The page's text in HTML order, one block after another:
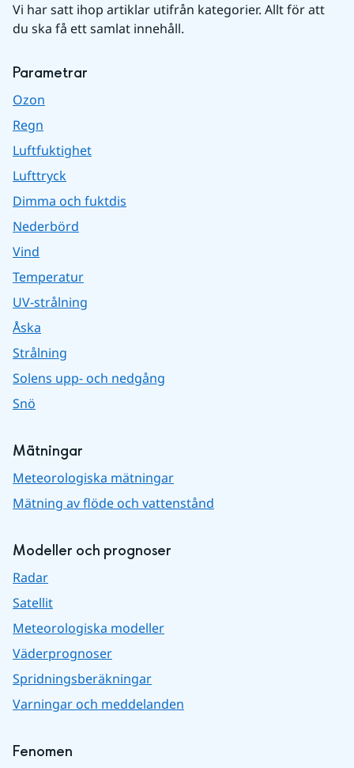
Vi har satt ihop artiklar utifrån kategorier. Allt för att
du ska få ett samlat innehåll.
Parametrar
Ozon
Regn
Luftfuktighet
Lufttryck
Dimma och fuktdis
Nederbörd
Vind
Temperatur
UV-strålning
Åska
Strålning
Solens upp- och nedgång
Snö
Mätningar
Meteorologiska mätningar
Mätning av flöde och vattenstånd
Modeller och prognoser
Radar
Satellit
Meteorologiska modeller
Väderprognoser
Spridningsberäkningar
Varningar och meddelanden
Fenomen